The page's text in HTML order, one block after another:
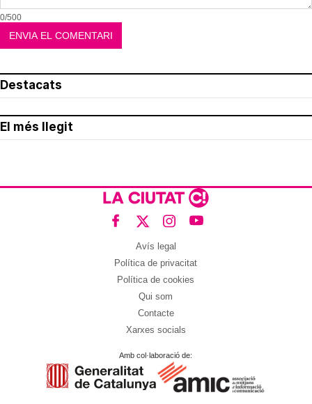
0/500
Destacats
El més llegit
Avís legal
Política de privacitat
Política de cookies
Qui som
Contacte
Xarxes socials
Amb col·laboració de: